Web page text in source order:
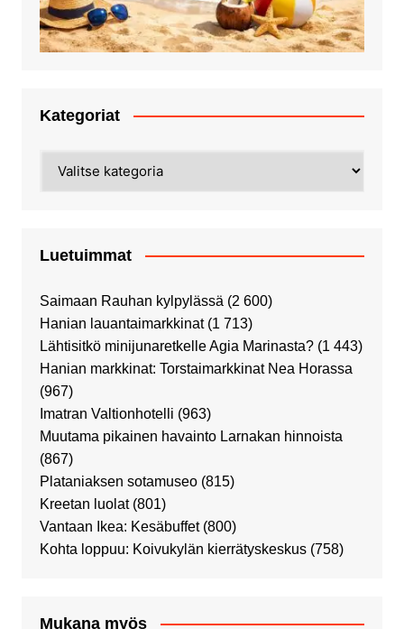
Kategoriat
Luetuimmat
Saimaan Rauhan kylpylässä (2 600)
Hanian lauantaimarkkinat (1 713)
Lähtisitkö minijunaretkelle Agia Marinasta? (1 443)
Hanian markkinat: Torstaimarkkinat Nea Horassa
(967)
Imatran Valtionhotelli (963)
Muutama pikainen havainto Larnakan hinnoista
(867)
Plataniaksen sotamuseo (815)
Kreetan luolat (801)
Vantaan Ikea: Kesäbuffet (800)
Kohta loppuu: Koivukylän kierrätyskeskus (758)
Mukana myös